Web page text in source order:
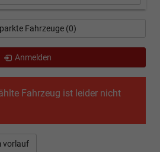
Fahrzeug ist leider nicht
vorlauf
Fahrzeuge (0)
Anmelden